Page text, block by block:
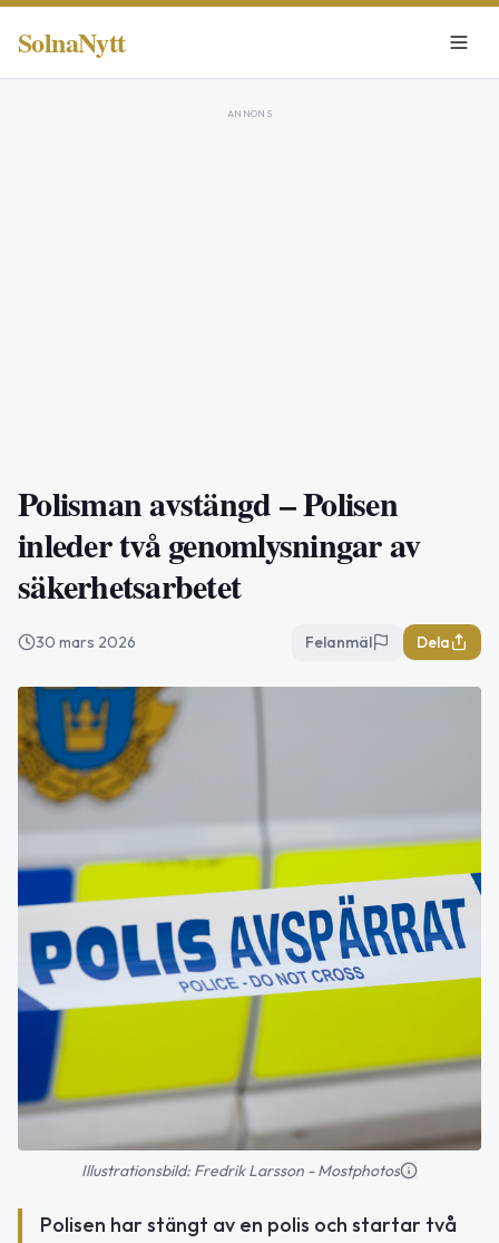
SolnaNytt
ANNONS
Polisman avstängd – Polisen
inleder två genomlysningar av
säkerhetsarbetet
30 mars 2026 Felanmäl Dela
Illustrationsbild: Fredrik Larsson - Mostphotos
Polisen har stängt av en polis och startar två